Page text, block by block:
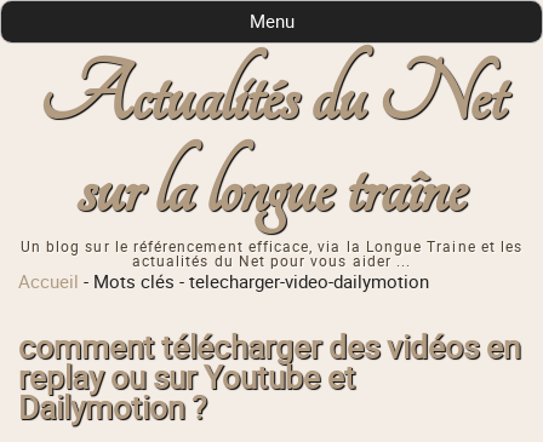
Actualités du Net
sur la longue traîne
Un blog sur le référencement efficace, via la Longue Traine et les
actualités du Net pour vous aider ...
Menu
Accueil - Mots clés -telecharger-video-dailymotion
comment télécharger des vidéos en
replay ou sur Youtube et
Dailymotion ?